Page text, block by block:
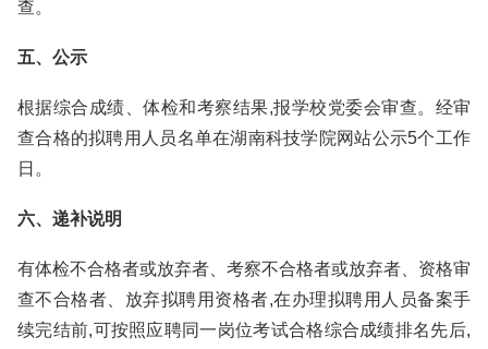
查。
五、公示
根据综合成绩、体检和考察结果,报学校党委会审查。经审
查合格的拟聘用人员名单在湖南科技学院网站公示5个工作
日。
六、递补说明
有体检不合格者或放弃者、考察不合格者或放弃者、资格审
查不合格者、放弃拟聘用资格者,在办理拟聘用人员备案手
续完结前,可按照应聘同一岗位考试合格综合成绩排名先后,